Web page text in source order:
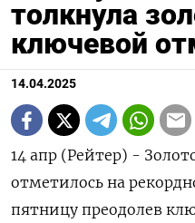
толкнула
ключевой
14.04.2025
14 апр (Рейтер) -
отметилось на
пятницу преодолев